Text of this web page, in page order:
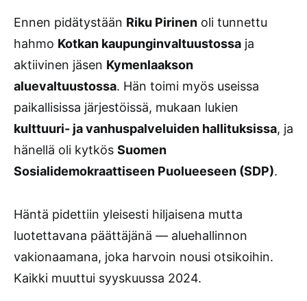
Ennen pidätystään Riku Pirinen oli tunnettu
hahmo Kotkan kaupunginvaltuustossa ja
aktiivinen jäsen Kymenlaakson
aluevaltuustossa. Hän toimi myös useissa
paikallisissa järjestöissä, mukaan lukien
kulttuuri- ja vanhuspalveluiden hallituksissa, ja
hänellä oli kytkös Suomen
Sosialidemokraattiseen Puolueeseen (SDP).
Häntä pidettiin yleisesti hiljaisena mutta
luotettavana päättäjänä — aluehallinnon
vakionaamana, joka harvoin nousi otsikoihin.
Kaikki muuttui syyskuussa 2024.